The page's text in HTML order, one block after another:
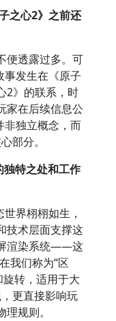
之心2》之前还
便透露过多。可
事发生在《原子
2》的联系，时
家在后续信息公
非独立概念，而
部分。
独特之处和工作
界栩栩如生，
技术层面支撑这
渲染系统——这
我们称为“区
转，适用于大
更直接影响玩
规则。